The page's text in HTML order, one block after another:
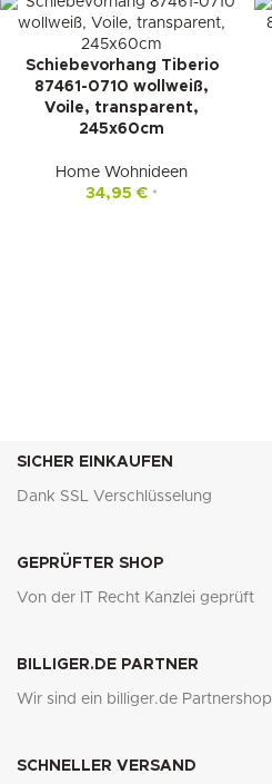
Schiebevorhang Tiberio
87461-0710 wollweiß,
Voile, transparent,
245x60cm
Home Wohnideen
34,95 € *
SICHER EINKAUFEN
Dank SSL Verschlüsselung
GEPRÜFTER SHOP
Von der IT Recht Kanzlei geprüft
BILLIGER.DE PARTNER
Wir sind ein billiger.de Partnershop
SCHNELLER VERSAND